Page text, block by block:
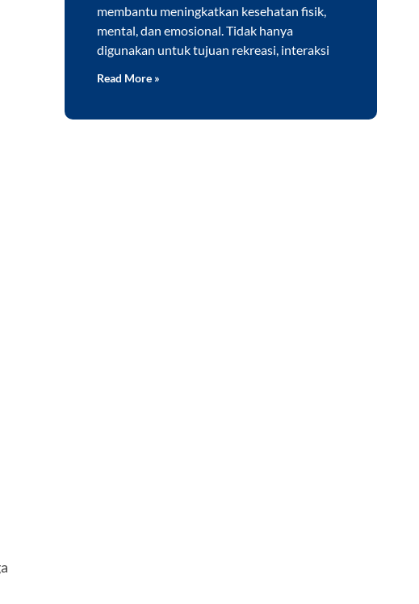
membantu meningkatkan kesehatan fisik,
mental, dan emosional. Tidak hanya
digunakan untuk tujuan rekreasi, interaksi
Read More »